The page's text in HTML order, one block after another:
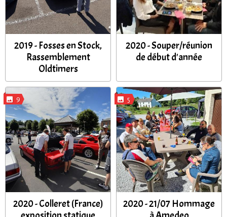
2019 - Fosses en Stock,
Rassemblement
Oldtimers
2020 - Souper/réunion
de début d'année
9
2020 - Colleret (France)
5
2020 - 21/07 Hommage